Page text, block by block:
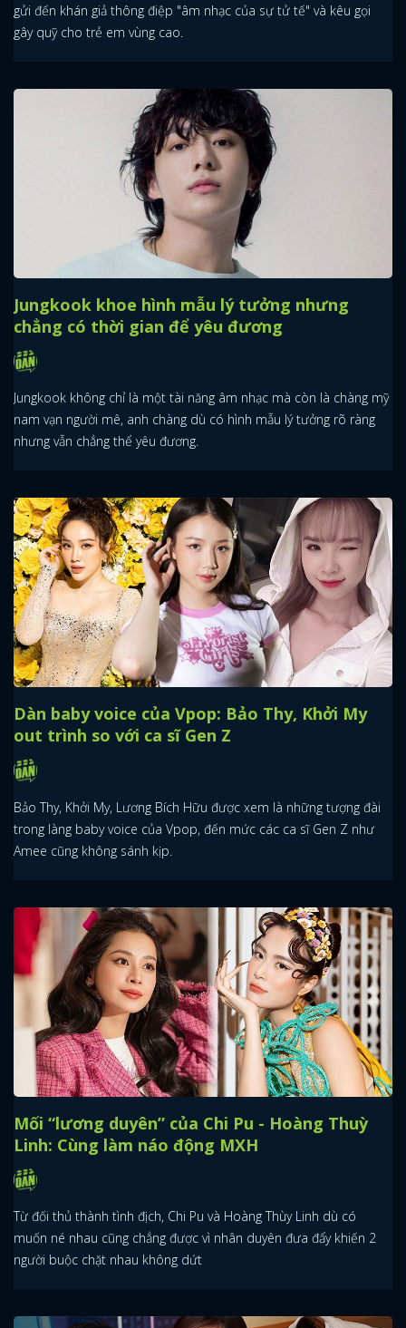
gửi đến khán giả thông điệp "âm nhạc của sự tử tế" và kêu gọi
gây quỹ cho trẻ em vùng cao.
Jungkook khoe hình mẫu lý tưởng nhưng
chẳng có thời gian để yêu đương
Jungkook không chỉ là một tài năng âm nhạc mà còn là chàng mỹ
nam vạn người mê, anh chàng dù có hình mẫu lý tưởng rõ ràng
nhưng vẫn chẳng thể yêu đương.
Dàn baby voice của Vpop: Bảo Thy, Khởi My
out trình so với ca sĩ Gen Z
Bảo Thy, Khởi My, Lương Bích Hữu được xem là những tượng đài
trong làng baby voice của Vpop, đến mức các ca sĩ Gen Z như
Amee cũng không sánh kịp.
Mối “lương duyên” của Chi Pu - Hoàng Thuỳ
Linh: Cùng làm náo động MXH
Từ đối thủ thành tình địch, Chi Pu và Hoàng Thùy Linh dù có
muốn né nhau cũng chẳng được vì nhân duyên đưa đẩy khiến 2
người buộc chặt nhau không dứt